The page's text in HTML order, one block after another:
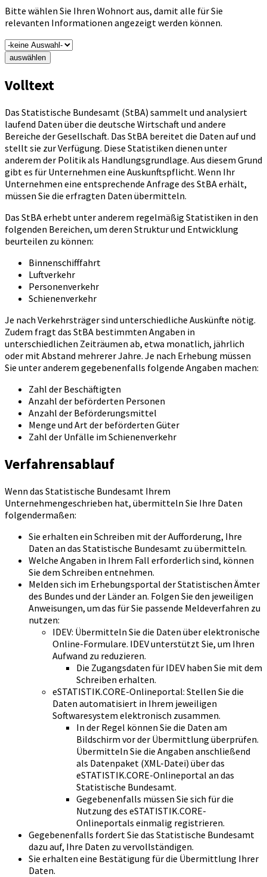
Bitte wählen Sie Ihren Wohnort aus, damit alle für Sie
relevanten Informationen angezeigt werden können.
auswählen
Volltext
Das Statistische Bundesamt (StBA) sammelt und analysiert
laufend Daten über die deutsche Wirtschaft und andere
Bereiche der Gesellschaft. Das StBA bereitet die Daten auf und
stellt sie zur Verfügung. Diese Statistiken dienen unter
anderem der Politik als Handlungsgrundlage. Aus diesem Grund
gibt es für Unternehmen eine Auskunftspflicht. Wenn Ihr
Unternehmen eine entsprechende Anfrage des StBA erhält,
müssen Sie die erfragten Daten übermitteln.
Das StBA erhebt unter anderem regelmäßig Statistiken in den
folgenden Bereichen, um deren Struktur und Entwicklung
beurteilen zu können:
Binnenschifffahrt
Luftverkehr
Personenverkehr
Schienenverkehr
Je nach Verkehrsträger sind unterschiedliche Auskünfte nötig.
Zudem fragt das StBA bestimmten Angaben in
unterschiedlichen Zeiträumen ab, etwa monatlich, jährlich
oder mit Abstand mehrerer Jahre. Je nach Erhebung müssen
Sie unter anderem gegebenenfalls folgende Angaben machen:
Zahl der Beschäftigten
Anzahl der beförderten Personen
Anzahl der Beförderungsmittel
Menge und Art der beförderten Güter
Zahl der Unfälle im Schienenverkehr
Verfahrensablauf
Wenn das Statistische Bundesamt Ihrem
Unternehmengeschrieben hat, übermitteln Sie Ihre Daten
folgendermaßen:
Sie erhalten ein Schreiben mit der Aufforderung, Ihre
Daten an das Statistische Bundesamt zu übermitteln.
Welche Angaben in Ihrem Fall erforderlich sind, können
Sie dem Schreiben entnehmen.
Melden sich im Erhebungsportal der Statistischen Ämter
des Bundes und der Länder an. Folgen Sie den jeweiligen
Anweisungen, um das für Sie passende Meldeverfahren zu
nutzen:
IDEV: Übermitteln Sie die Daten über elektronische
Online-Formulare. IDEV unterstützt Sie, um Ihren
Aufwand zu reduzieren.
Die Zugangsdaten für IDEV haben Sie mit dem
Schreiben erhalten.
eSTATISTIK.CORE-Onlineportal: Stellen Sie die
Daten automatisiert in Ihrem jeweiligen
Softwaresystem elektronisch zusammen.
In der Regel können Sie die Daten am
Bildschirm vor der Übermittlung überprüfen.
Übermitteln Sie die Angaben anschließend
als Datenpaket (XML-Datei) über das
eSTATISTIK.CORE-Onlineportal an das
Statistische Bundesamt.
Gegebenenfalls müssen Sie sich für die
Nutzung des eSTATISTIK.CORE-
Onlineportals einmalig registrieren.
Gegebenenfalls fordert Sie das Statistische Bundesamt
dazu auf, Ihre Daten zu vervollständigen.
Sie erhalten eine Bestätigung für die Übermittlung Ihrer
Daten.